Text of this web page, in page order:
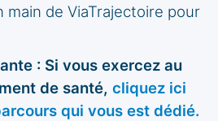
main de ViaTrajectoire pour
: Si vous exercez au
de santé, cliquez ici
qui vous est dédié.